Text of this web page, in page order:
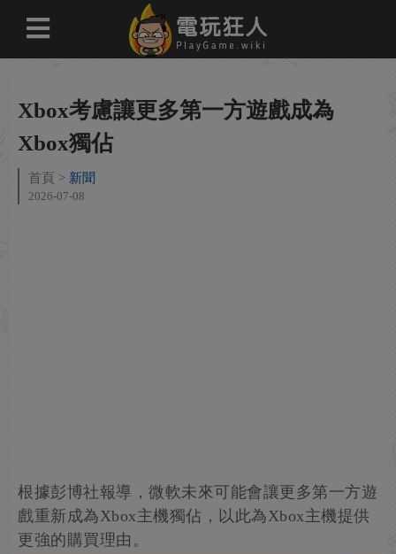
Xbox考慮讓更多第一方遊戲成為
Xbox獨佔
首頁 新聞
2026-07-08
根據彭博社報導，微軟未來可能會讓更多第一方遊
戲重新成為Xbox主機獨佔，以此為Xbox主機提供
更強的購買理由。